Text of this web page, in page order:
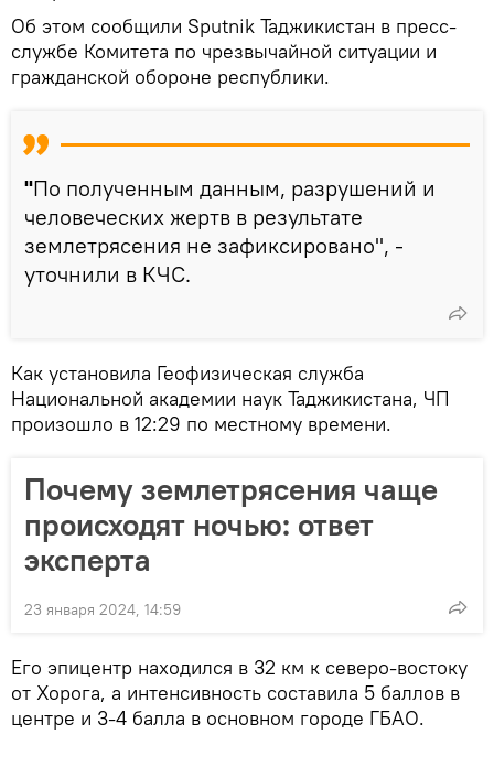
Об этом сообщили Sputnik Таджикистан в пресс-
службе Комитета по чрезвычайной ситуации и
гражданской обороне республики.
"По полученным данным, разрушений и
человеческих жертв в результате
землетрясения не зафиксировано", -
уточнили в КЧС.
Как установила Геофизическая служба
Национальной академии наук Таджикистана, ЧП
произошло в 12:29 по местному времени.
Почему землетрясения чаще
происходят ночью: ответ
эксперта
23 января 2024, 14:59
Его эпицентр находился в 32 км к северо-востоку
от Хорога, а интенсивность составила 5 баллов в
центре и 3-4 балла в основном городе ГБАО.